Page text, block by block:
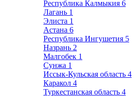
Республика Калмыкия 6
Лагань 1
Элиста 1
Астана 6
Республика Ингушетия 5
Назрань 2
Малгобек 1
Сунжа 1
Иссык-Кульская область 4
Каракол 4
Туркестанская область 4